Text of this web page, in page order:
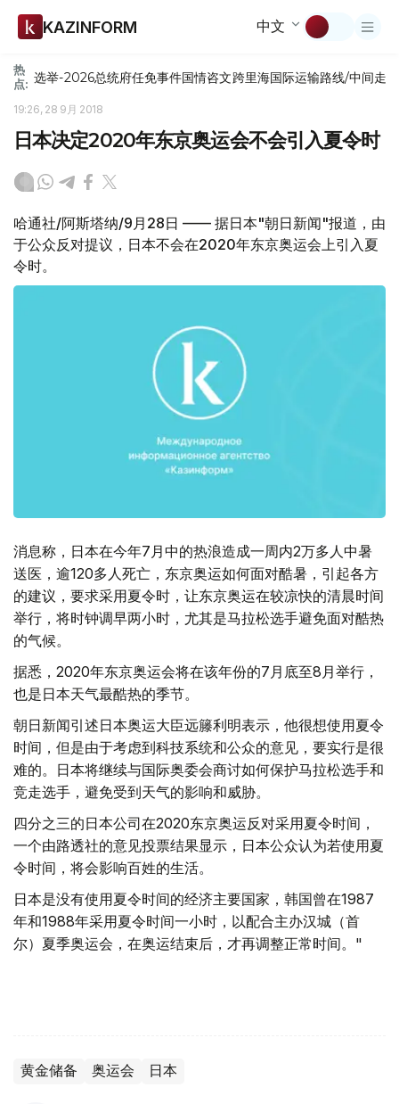
KAZINFORM 中文
热
点: 选举-2026总统府任免事件国情咨文跨里海国际运输路线/中间走廊
19:26, 28 9月 2018
日本决定2020年东京奥运会不会引入夏令时
哈通社/阿斯塔纳/9月28日 —— 据日本"朝日新闻"报道，由
于公众反对提议，日本不会在2020年东京奥运会上引入夏
令时。
消息称，日本在今年7月中的热浪造成一周内2万多人中暑
送医，逾120多人死亡，东京奥运如何面对酷暑，引起各方
的建议，要求采用夏令时，让东京奥运在较凉快的清晨时间
举行，将时钟调早两小时，尤其是马拉松选手避免面对酷热
的气候。
据悉，2020年东京奥运会将在该年份的7月底至8月举行，
也是日本天气最酷热的季节。
朝日新闻引述日本奥运大臣远籐利明表示，他很想使用夏令
时间，但是由于考虑到科技系统和公众的意见，要实行是很
难的。日本将继续与国际奥委会商讨如何保护马拉松选手和
竞走选手，避免受到天气的影响和威胁。
四分之三的日本公司在2020东京奥运反对采用夏令时间，
一个由路透社的意见投票结果显示，日本公众认为若使用夏
令时间，将会影响百姓的生活。
日本是没有使用夏令时间的经济主要国家，韩国曾在1987
年和1988年采用夏令时间一小时，以配合主办汉城（首
尔）夏季奥运会，在奥运结束后，才再调整正常时间。"
黄金储备 奥运会 日本